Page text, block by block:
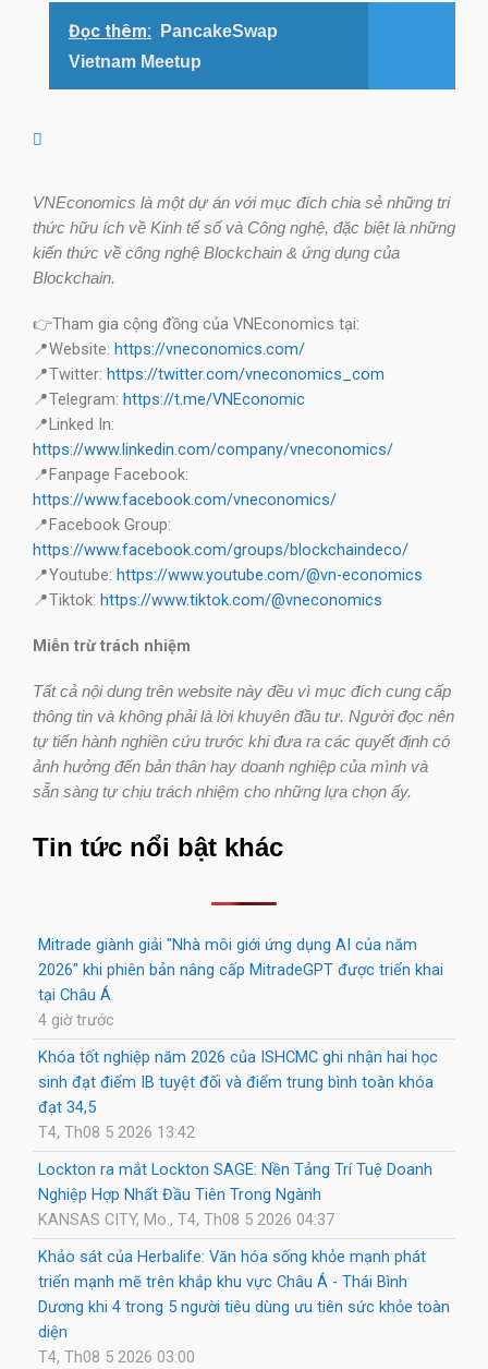
Đọc thêm:
PancakeSwap
Vietnam Meetup
VNEconomics là một dự án với mục đích chia sẻ những tri
thức hữu ích về Kinh tế số và Công nghệ, đặc biệt là những
kiến thức về công nghệ Blockchain & ứng dụng của
Blockchain.
👉Tham gia cộng đồng của VNEconomics tại:
📍Website: https://vneconomics.com/
📍Twitter: https://twitter.com/vneconomics_com
📍Telegram: https://t.me/VNEconomic
📍Linked In:
https://www.linkedin.com/company/vneconomics/
📍Fanpage Facebook:
https://www.facebook.com/vneconomics/
📍Facebook Group:
https://www.facebook.com/groups/blockchaindeco/
📍Youtube: https://www.youtube.com/@vn-economics
📍Tiktok: https://www.tiktok.com/@vneconomics
Miễn trừ trách nhiệm
Tất cả nội dung trên website này đều vì mục đích cung cấp
thông tin và không phải là lời khuyên đầu tư. Người đọc nên
tự tiến hành nghiên cứu trước khi đưa ra các quyết định có
ảnh hưởng đến bản thân hay doanh nghiệp của mình và
sẵn sàng tự chịu trách nhiệm cho những lựa chọn ấy.
Tin tức nổi bật khác
Mitrade giành giải "Nhà môi giới ứng dụng AI của năm
2026" khi phiên bản nâng cấp MitradeGPT được triển khai
tại Châu Á
4 giờ trước
Khóa tốt nghiệp năm 2026 của ISHCMC ghi nhận hai học
sinh đạt điểm IB tuyệt đối và điểm trung bình toàn khóa
đạt 34,5
T4, Th08 5 2026 13:42
Lockton ra mắt Lockton SAGE: Nền Tảng Trí Tuệ Doanh
Nghiệp Hợp Nhất Đầu Tiên Trong Ngành
KANSAS CITY, Mo., T4, Th08 5 2026 04:37
Khảo sát của Herbalife: Văn hóa sống khỏe mạnh phát
triển mạnh mẽ trên khắp khu vực Châu Á - Thái Bình
Dương khi 4 trong 5 người tiêu dùng ưu tiên sức khỏe toàn
diện
T4, Th08 5 2026 03:00